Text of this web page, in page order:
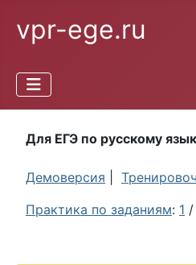
vpr-ege.ru
Для ЕГЭ по русскому
Демоверсия
Практика по заданиям: 1 /